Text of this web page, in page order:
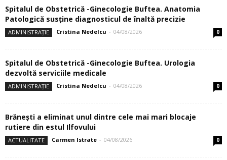
Spitalul de Obstetrică -Ginecologie Buftea. Anatomia
Patologică susţine diagnosticul de înaltă precizie
ADMINISTRAȚIE Cristina Nedelcu - 04/08/2026 0
Spitalul de Obstetrică -Ginecologie Buftea. Urologia
dezvoltă serviciile medicale
ADMINISTRAȚIE Cristina Nedelcu - 04/08/2026 0
Brănești a eliminat unul dintre cele mai mari blocaje
rutiere din estul Ilfovului
ACTUALITATE Carmen Istrate - 04/08/2026 0